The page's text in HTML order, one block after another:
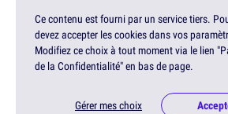
Ce contenu est fourni par un service tiers.
devez accepter les cookies dans vos
Modifiez ce choix à tout moment via le lien
de la Confidentialité" en bas de page.
Gérer mes choix